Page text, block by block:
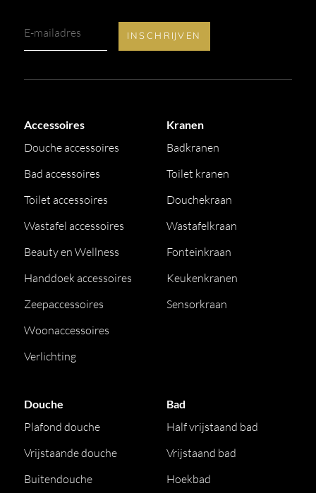
Accessoires
Douche accessoires
Bad accessoires
Toilet accessoires
Wastafel accessoires
Beauty en Wellness
Handdoek accessoires
Zeepaccessoires
Woonaccessoires
Verlichting
Kranen
Badkranen
Toilet kranen
Douchekraan
Wastafelkraan
Fonteinkraan
Keukenkranen
Sensorkraan
Douche
Plafond douche
Vrijstaande douche
Buitendouche
Bad
Half vrijstaand bad
Vrijstaand bad
Hoekbad